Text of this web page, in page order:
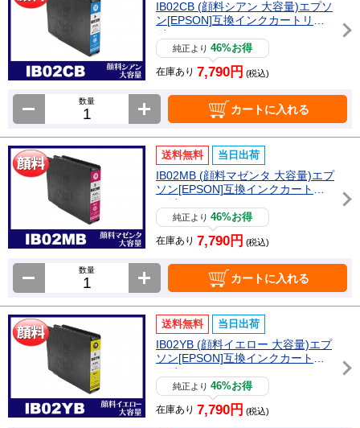
IB02CB (顔料シアン 大容量)エプソ
ン[EPSON]互換インクカートリッ
ジ
純正より46%お得
在庫あり 7,790円 (税込)
数量
カートに入れる
送料無料 当日出荷
IB02MB (顔料マゼンタ 大容量)エプ
ソン[EPSON]互換インクカートリ
ッジ
純正より46%お得
在庫あり 7,790円 (税込)
数量
カートに入れる
送料無料 当日出荷
IB02YB (顔料イエロー 大容量)エプ
ソン[EPSON]互換インクカートリ
ッジ
純正より46%お得
在庫あり 7,790円 (税込)